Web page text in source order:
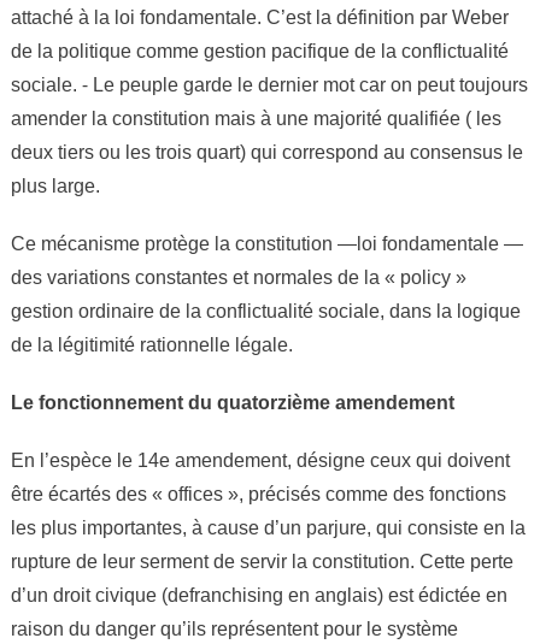
attaché à la loi fondamentale. C’est la définition par Weber
de la politique comme gestion pacifique de la conflictualité
sociale. ⁃ Le peuple garde le dernier mot car on peut toujours
amender la constitution mais à une majorité qualifiée ( les
deux tiers ou les trois quart) qui correspond au consensus le
plus large.
Ce mécanisme protège la constitution —loi fondamentale —
des variations constantes et normales de la « policy »
gestion ordinaire de la conflictualité sociale, dans la logique
de la légitimité rationnelle légale.
Le fonctionnement du quatorzième amendement
En l’espèce le 14e amendement, désigne ceux qui doivent
être écartés des « offices », précisés comme des fonctions
les plus importantes, à cause d’un parjure, qui consiste en la
rupture de leur serment de servir la constitution. Cette perte
d’un droit civique (defranchising en anglais) est édictée en
raison du danger qu’ils représentent pour le système